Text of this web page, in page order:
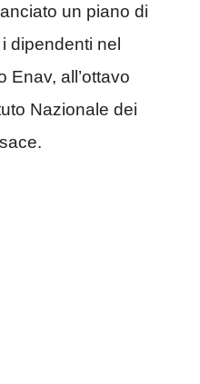
un piano di
dipendenti nel
Enav, all’ottavo
Nazionale dei